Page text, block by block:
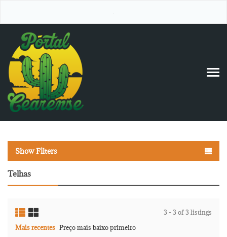
Show Filters
Telhas
3 - 3 of 3 listings
Mais recentes Preço mais baixo primeiro